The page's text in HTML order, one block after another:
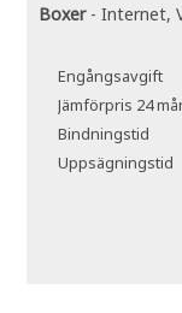
Boxer- Internet,
Engångsavgift
Jämförpris 24
Bindningstid
Uppsägningstid